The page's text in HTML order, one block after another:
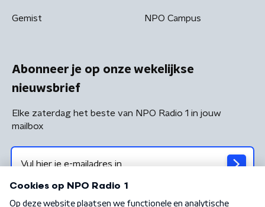
Gemist NPO Campus
Abonneer je op onze wekelijkse
nieuwsbrief
Elke zaterdag het beste van NPO Radio 1 in jouw
mailbox